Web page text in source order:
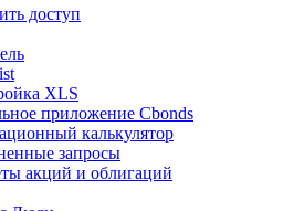
доступ
XLS
приложение Cbonds
калькулятор
запросы
акций и облигаций